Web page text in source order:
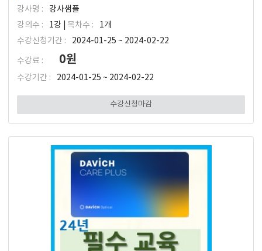
강사명 :
강사샘플
강의수 :
1강 | 목차수 :
1개
수강신청기간 :
2024-01-25 ~ 2024-02-22
수강료 : 0원
수강기간 : 2024-01-25 ~ 2024-02-22
수강신청마감